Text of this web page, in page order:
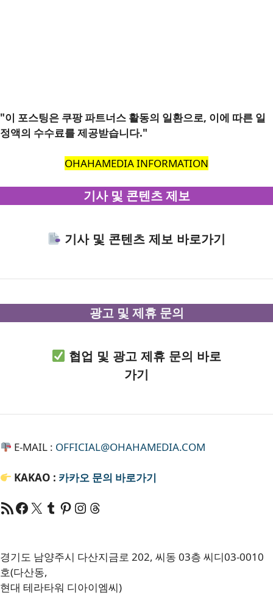
"이 포스팅은 쿠팡 파트너스 활동의 일환으로, 이에 따른 일
정액의 수수료를 제공받습니다."
OHAHAMEDIA INFORMATION
기사 및 콘텐츠 제보
기사 및 콘텐츠 제보 바로가기
광고 및 제휴 문의
협업 및 광고 제휴 문의 바로
가기
E-MAIL : OFFICIAL@OHAHAMEDIA.COM
KAKAO : 카카오 문의 바로가기
RSS 피드Facebook
X Tumblr
Pinterest
RSSThreads
경기도 남양주시 다산지금로 202, 씨동 03층 씨디03-0010
호(다산동,
현대 테라타워 디아이엠씨)